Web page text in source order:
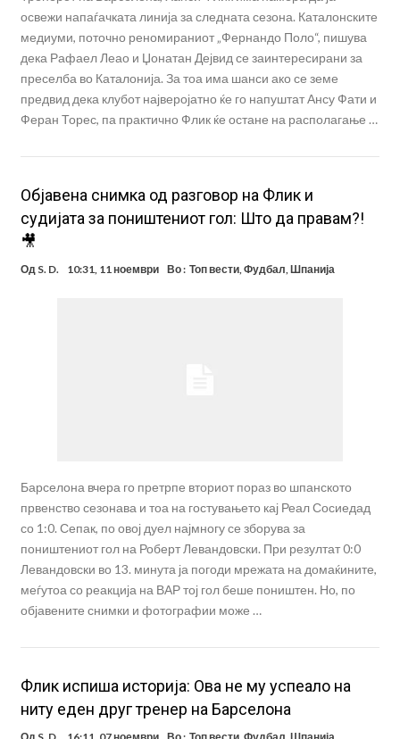
освежи напаѓачката линија за следната сезона. Каталонските
медиуми, поточно реномираниот „Фернандо Поло“, пишува
дека Рафаел Леао и Џонатан Дејвид се заинтересирани за
преселба во Каталонија. За тоа има шанси ако се земе
предвид дека клубот најверојатно ќе го напуштат Ансу Фати и
Феран Торес, па практично Флик ќе остане на располагање …
Објавена снимка од разговор на Флик и
судијата за поништениот гол: Што да правам?!
🎥
Од S. D. 10:31, 11 ноември Во : Топ вести, Фудбал Шпанија
Барселона вчера го претрпе вториот пораз во шпанското
првенство сезонава и тоа на гостувањето кај Реал Сосиедад
со 1:0. Сепак, по овој дуел најмногу се зборува за
поништениот гол на Роберт Левандовски. При резултат 0:0
Левандовски во 13. минута ја погоди мрежата на домаќините,
меѓутоа со реакција на ВАР тој гол беше поништен. Но, по
објавените снимки и фотографии може …
Флик испиша историја: Ова не му успеало на
ниту еден друг тренер на Барселона